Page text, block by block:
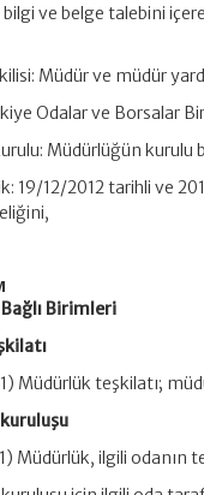
ve belge talebini
Müdür ve müdür
Odalar ve Borsalar
Müdürlüğün kurulu
19/12/2012 tarihli ve
Birimleri
Müdürlük teşkilatı;
Müdürlük, ilgili odanın